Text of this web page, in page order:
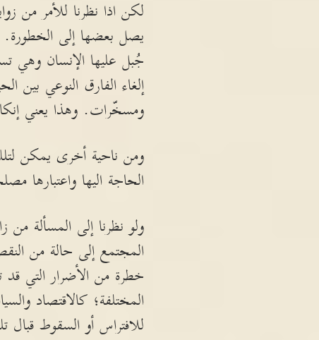
لكن اذا نظرنا للأمر من
يصل بعضها إلى الخطورة.
جُبل عليها الإنسان وهي
إلغاء الفارق النوعي بين
ومسخّرات. وهذا يعني
ومن ناحية أخرى يمكن
الحاجة اليها واعتبارها
ولو نظرنا إلى المسألة
المجتمع إلى حالة من
خطرة من الأضرار التي قد
المختلفة؛ كالاقتصاد
للافتراس أو السقوط